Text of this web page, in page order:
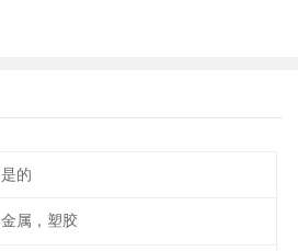
是的
金属，塑胶